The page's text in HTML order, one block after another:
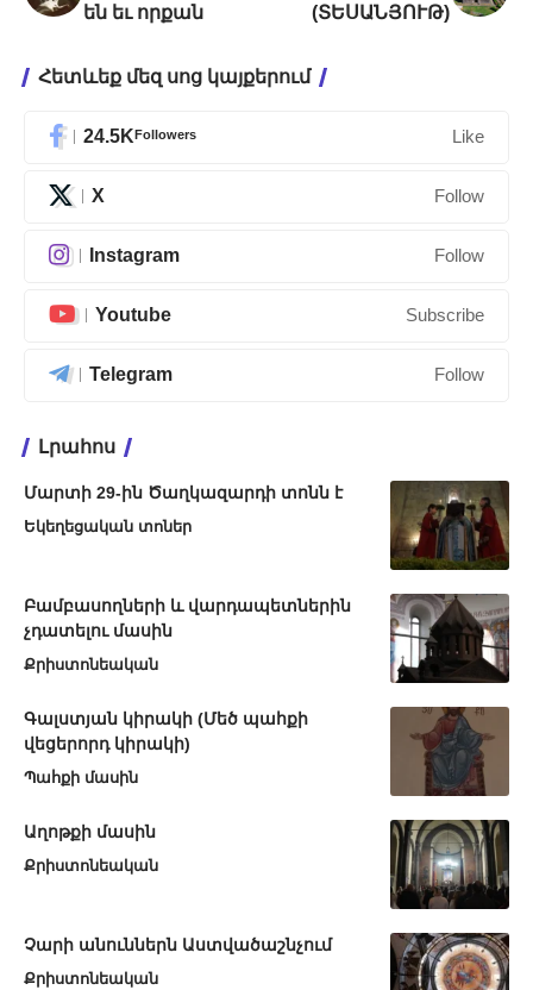
են եւ որքան
(ՏԵՍԱՆՅՈՒԹ)
Հետևեք մեզ սոց կայքերում
24.5KFollowers Like
X Follow
Instagram Follow
Youtube Subscribe
Telegram Follow
Լրահոս
Մարտի 29-ին Ծաղկազարդի տոնն է
Եկեղեցական տոներ
Բամբասողների և վարդապետներին
չդատելու մասին
Քրիստոնեական
Գալստյան կիրակի (Մեծ պահքի
վեցերորդ կիրակի)
Պահքի մասին
Աղոթքի մասին
Քրիստոնեական
Չարի անուններն Աստվածաշնչում
Քրիստոնեական